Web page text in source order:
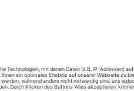
sind.
Sie Zugang:
BTR
Ausgabe